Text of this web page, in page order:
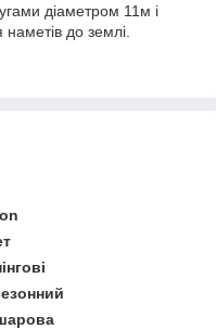
діаметром 11м і
до землі.